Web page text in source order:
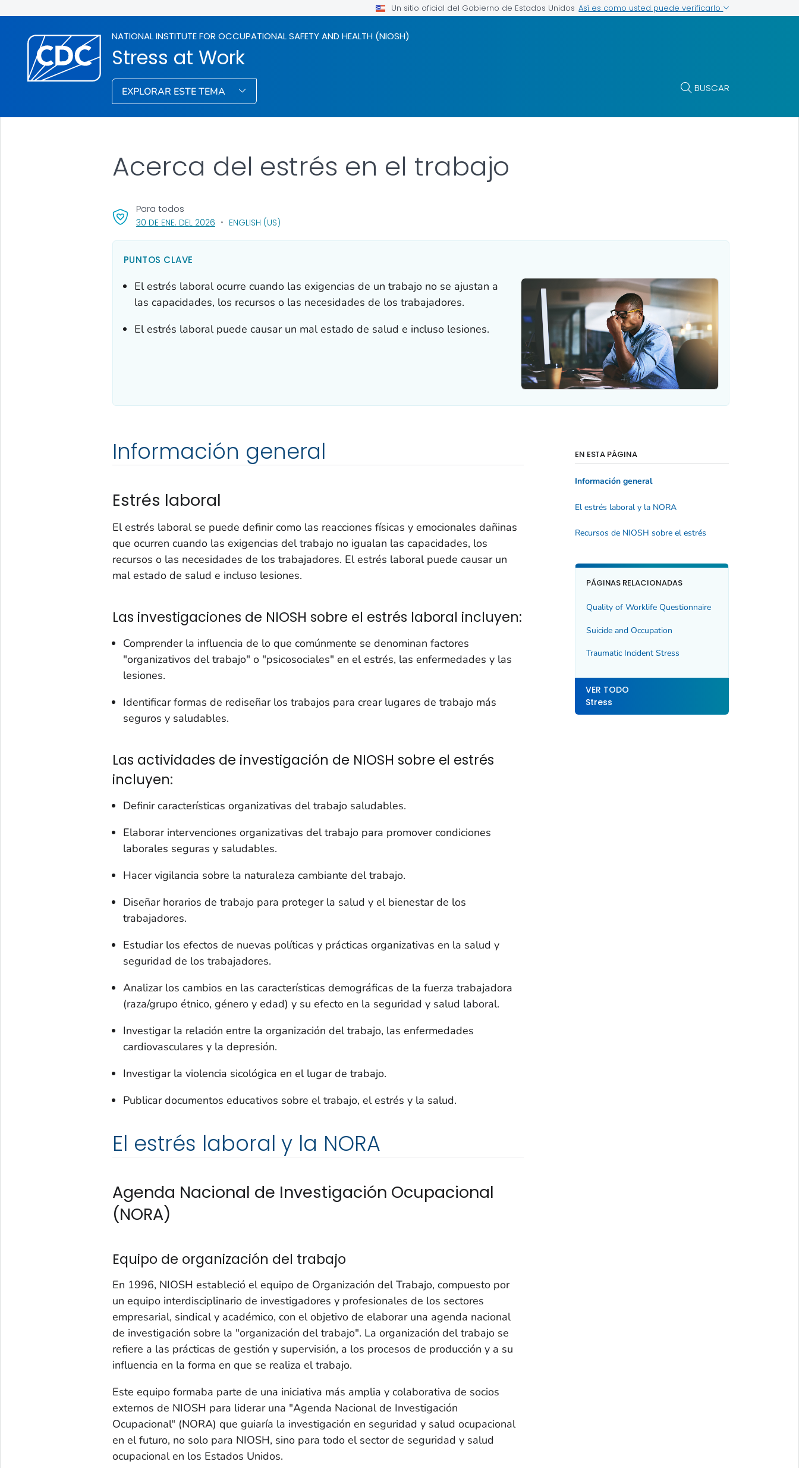
Un sitio oficial del Gobierno de Estados Unidos Así es como usted puede verificarlo
NATIONAL INSTITUTE FOR OCCUPATIONAL SAFETY AND HEALTH (NIOSH)
Stress at Work
EXPLORAR ESTE TEMA BUSCAR
Acerca del estrés en el trabajo
30 DE ENE. DEL 2026, VISIT LINK FOR DETAILS.
ENGLISH (US)
Para todos
PUNTOS CLAVE
El estrés laboral ocurre cuando las exigencias de un trabajo no se ajustan a
las capacidades, los recursos o las necesidades de los trabajadores.
El estrés laboral puede causar un mal estado de salud e incluso lesiones.
Información general
Estrés laboral
El estrés laboral se puede definir como las reacciones físicas y emocionales dañinas
que ocurren cuando las exigencias del trabajo no igualan las capacidades, los
recursos o las necesidades de los trabajadores. El estrés laboral puede causar un
mal estado de salud e incluso lesiones.
Las investigaciones de NIOSH sobre el estrés laboral incluyen:
Comprender la influencia de lo que comúnmente se denominan factores
"organizativos del trabajo" o "psicosociales" en el estrés, las enfermedades y las
lesiones.
Identificar formas de rediseñar los trabajos para crear lugares de trabajo más
seguros y saludables.
Las actividades de investigación de NIOSH sobre el estrés
incluyen:
Definir características organizativas del trabajo saludables.
Elaborar intervenciones organizativas del trabajo para promover condiciones
laborales seguras y saludables.
Hacer vigilancia sobre la naturaleza cambiante del trabajo.
Diseñar horarios de trabajo para proteger la salud y el bienestar de los
trabajadores.
Estudiar los efectos de nuevas políticas y prácticas organizativas en la salud y
seguridad de los trabajadores.
Analizar los cambios en las características demográficas de la fuerza trabajadora
(raza/grupo étnico, género y edad) y su efecto en la seguridad y salud laboral.
Investigar la relación entre la organización del trabajo, las enfermedades
cardiovasculares y la depresión.
Investigar la violencia sicológica en el lugar de trabajo.
Publicar documentos educativos sobre el trabajo, el estrés y la salud.
El estrés laboral y la NORA
Agenda Nacional de Investigación Ocupacional
(NORA)
Equipo de organización del trabajo
En 1996, NIOSH estableció el equipo de Organización del Trabajo, compuesto por
un equipo interdisciplinario de investigadores y profesionales de los sectores
empresarial, sindical y académico, con el objetivo de elaborar una agenda nacional
de investigación sobre la "organización del trabajo". La organización del trabajo se
refiere a las prácticas de gestión y supervisión, a los procesos de producción y a su
influencia en la forma en que se realiza el trabajo.
Este equipo formaba parte de una iniciativa más amplia y colaborativa de socios
externos de NIOSH para liderar una "Agenda Nacional de Investigación
Ocupacional" (NORA) que guiaría la investigación en seguridad y salud ocupacional
en el futuro, no solo para NIOSH, sino para todo el sector de seguridad y salud
ocupacional en los Estados Unidos.
EN ESTA PÁGINA
Información general
El estrés laboral y la NORA
Recursos de NIOSH sobre el estrés
PÁGINAS RELACIONADAS
Quality of Worklife Questionnaire
Suicide and Occupation
Traumatic Incident Stress
VER TODO
Stress